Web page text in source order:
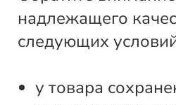
надлежащего
следующих
у товара